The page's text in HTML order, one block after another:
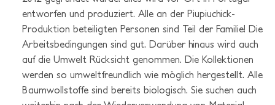
Made in Portugal
Piupiuchickist eine portugiesische Marke aus Porto die
2012 gegründet würde. a lles wird vor Ort in Portugal
entworfen und produziert.Alle an der Piupiuchick-
Produktion beteiligten Personen sind Teil der Familie! Die
Arbeitsbedingungen sind gut. Darüber hinaus wird auch